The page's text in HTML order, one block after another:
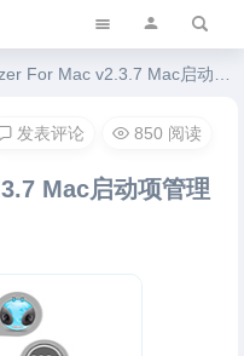
For Mac v2.3.7 Mac启动项管理工具
Mac启动项管理
发表评论 850 阅读